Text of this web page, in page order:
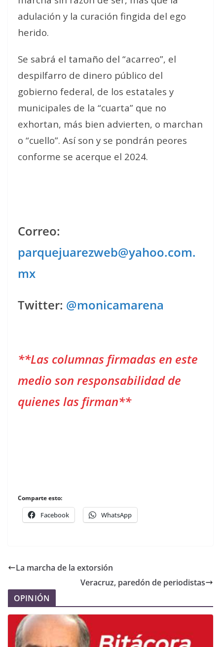
adulación y la curación fingida del ego
herido.
Se sabrá el tamaño del “acarreo”, el
despilfarro de dinero público del
gobierno federal, de los estatales y
municipales de la “cuarta” que no
exhortan, más bien advierten, o marchan
o “cuello”. Así son y se pondrán peores
conforme se acerque el 2024.
Correo:
parquejuarezweb@yahoo.com.
mx
Twitter: @monicamarena
**Las columnas firmadas en este
medio son responsabilidad de
quienes las firman**
Comparte esto:
Facebook WhatsApp
La marcha de la extorsión
Veracruz, paredón de periodistas
OPINIÓN